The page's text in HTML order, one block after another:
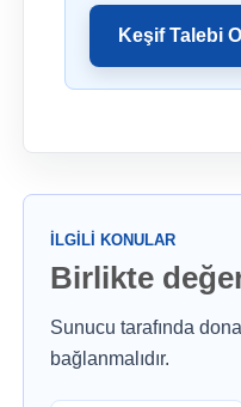
Keşif Talebi
İLGILI KONULAR
Birlikte
Sunucu tarafında
bağlanmalıdır.